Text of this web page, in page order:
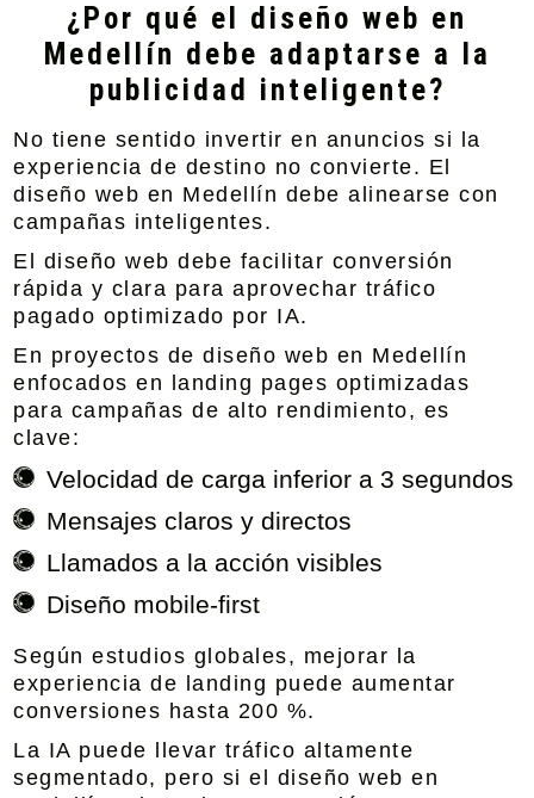
¿Por qué el diseño web en
Medellín debe adaptarse a la
publicidad inteligente?
No tiene sentido invertir en anuncios si la
experiencia de destino no convierte. El
diseño web en Medellín debe alinearse con
campañas inteligentes.
El diseño web debe facilitar conversión
rápida y clara para aprovechar tráfico
pagado optimizado por IA.
En proyectos dediseño web en Medellín
enfocados en landing pages optimizadas
para campañas de alto rendimiento, es
clave:
Velocidad de carga inferior a 3 segundos
Mensajes claros y directos
Llamados a la acción visibles
Diseño mobile-first
Según estudios globales, mejorar la
experiencia de landing puede aumentar
conversiones hasta 200 %.
La IA puede llevar tráfico altamente
segmentado, pero si el diseño web en